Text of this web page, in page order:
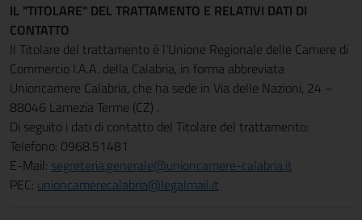
IL "TITOLARE" DEL TRATTAMENTO E RELATIVI DATI DI
CONTATTO
Il Titolare del trattamento è l’Unione Regionale delle Camere di
Commercio I.A.A. della Calabria, in forma abbreviata
Unioncamere Calabria, che ha sede in Via delle Nazioni, 24 –
88046 Lamezia Terme (CZ) .
Di seguito i dati di contatto del Titolare del trattamento:
Telefono: 0968.51481
E-Mail: segreteria.generale@unioncamere-calabria.it
PEC: unioncamerecalabria@legalmail.it